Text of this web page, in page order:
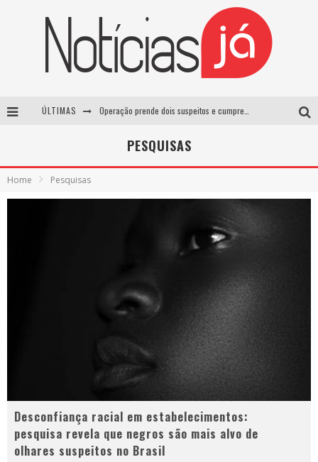
ÚLTIMAS
Casamento de Davi Brito e Emilly Araújo está marcado para setembro e deve custar cerca de R$ 2 milhões
PESQUISAS
Home Pesquisas
Desconfiança racial em estabelecimentos:
pesquisa revela que negros são mais alvo de
olhares suspeitos no Brasil